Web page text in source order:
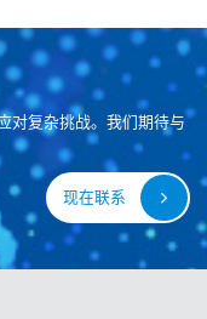
对复杂挑战。我们期待与
现在联系